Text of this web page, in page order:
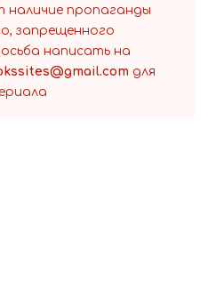
наличие пропаганды
запрещенного
написать на
для